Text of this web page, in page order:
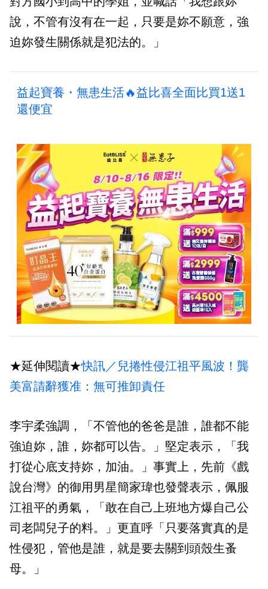
說，不管有沒有在一起，只要是妳不願意，強
迫妳發生關係就是犯法的。」
益起寶養・無患生活🔥益比喜全面比買1送1
還便宜
★延伸閱讀★快訊／兒捲性侵江祖平風波！龔
美富請辭獲准：無可推卸責任
李宇柔強調，「不管他的爸爸是誰，誰都不能
強迫妳，誰，妳都可以告。」堅定表示，「我
打從心底支持妳，加油。」事實上，先前《戲
說台灣》的御用男星簡家瑋也發聲表示，佩服
江祖平的勇氣，「敢在自己上班地方爆自己公
司老闆兒子的料。」更直呼「只要落實真的是
性侵犯，管他是誰，就是要去關到頭殼生蚤
母。」